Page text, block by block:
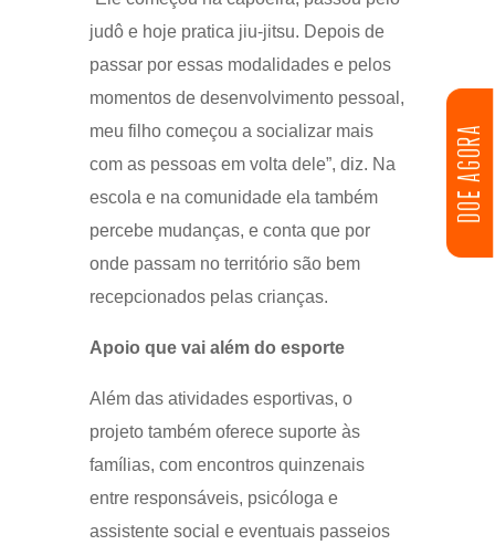
DOE AGORA
judô e hoje pratica jiu-jitsu. Depois de
passar por essas modalidades e pelos
momentos de desenvolvimento pessoal,
meu filho começou a socializar mais
com as pessoas em volta dele”, diz. Na
escola e na comunidade ela também
percebe mudanças, e conta que por
onde passam no território são bem
recepcionados pelas crianças.
Apoio que vai além do esporte
Além das atividades esportivas, o
projeto também oferece suporte às
famílias, com encontros quinzenais
entre responsáveis, psicóloga e
assistente social e eventuais passeios